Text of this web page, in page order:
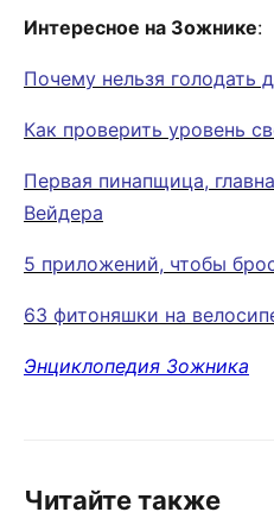
Интересное на Зожнике:
Почему нельзя голодать
Как проверить уровень
Первая пинапщица,
Вейдера
5 приложений, чтобы
63 фитоняшки на
Энциклопедия Зожника
Читайте также